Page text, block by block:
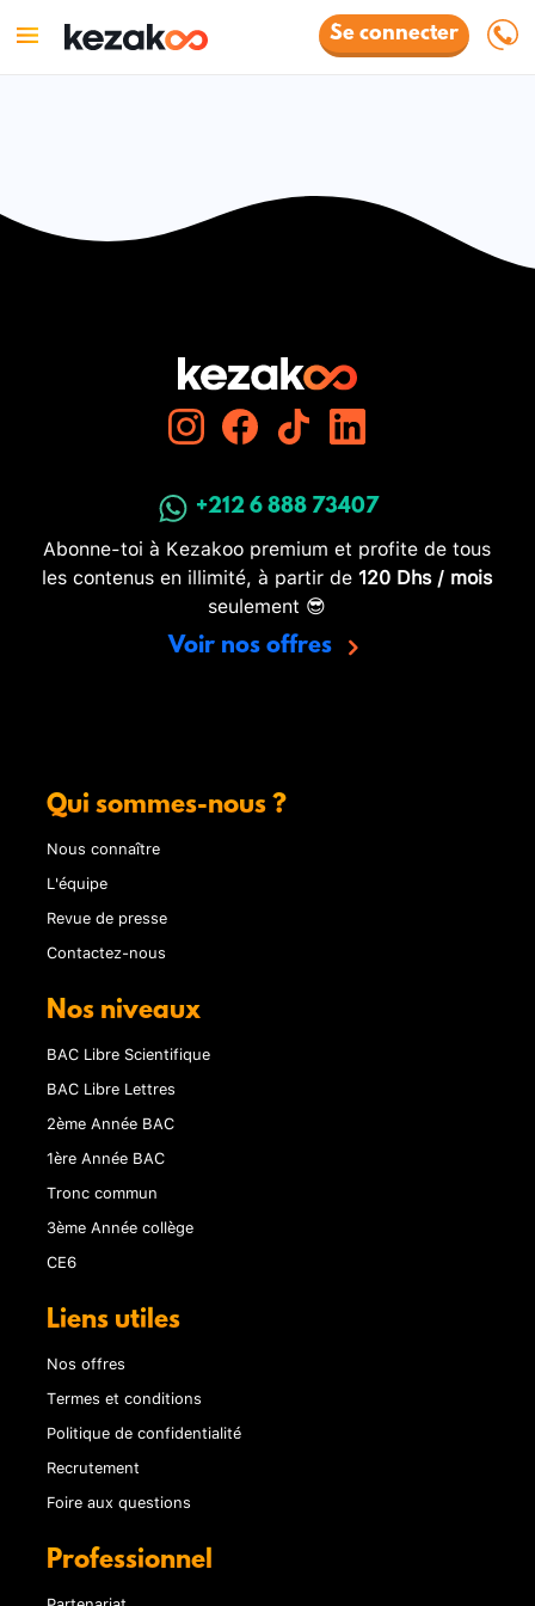
Se connecter
+212 6 888 73407
Abonne-toi à Kezakoo premium et profite de tous
les contenus en illimité, à partir de 120 Dhs / mois
seulement 😎
Voir nos offres
Qui sommes-nous ?
Nous connaître
L'équipe
Revue de presse
Contactez-nous
Nos niveaux
BAC Libre Scientifique
BAC Libre Lettres
2ème Année BAC
1ère Année BAC
Tronc commun
3ème Année collège
CE6
Liens utiles
Nos offres
Termes et conditions
Politique de confidentialité
Recrutement
Foire aux questions
Professionnel